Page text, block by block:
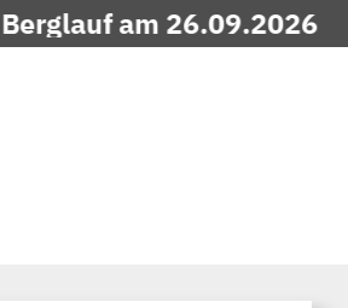
am 26.09.2026 -